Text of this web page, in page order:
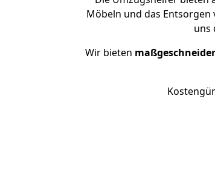
Möbeln und das
uns
Wir bieten